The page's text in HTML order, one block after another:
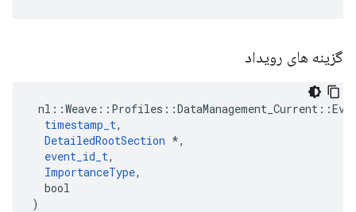
گزینه های رویداد
timestamp_t,
DetailedRootSection *,
event_id_t,
ImportanceType,
  bool
)